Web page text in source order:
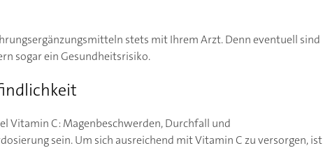
stets mit Ihrem Arzt. Denn eventuell sind
sogar ein Gesundheitsrisiko.
Vitamin C: Magenbeschwerden, Durchfall und
sein. Um sich ausreichend mit Vitamin C zu versorgen, ist